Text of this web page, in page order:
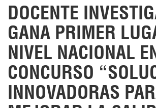
DOCENTE
GANA PRIMER
NIVEL NACIONAL
CONCURSO
INNOVADORAS